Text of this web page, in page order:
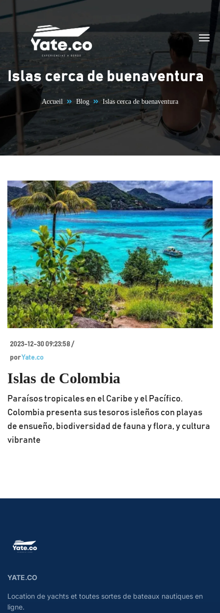
Aller au contenu
Islas cerca de buenaventura
Accueil Blog Islas cerca de buenaventura
2023-12-30 09:23:58 /
porYate.co
Islas de Colombia
Paraísos tropicales en el Caribe y el Pacífico.
Colombia presenta sus tesoros isleños con playas
de ensueño, biodiversidad de fauna y flora, y cultura
vibrante
YATE.CO
Location de yachts et toutes sortes de bateaux nautiques en
ligne.